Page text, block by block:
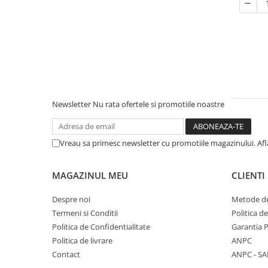
Newsletter Nu rata ofertele si promotiile noastre
Vreau sa primesc newsletter cu promotiile magazinului.
MAGAZINUL MEU
Despre noi
Termeni si Conditii
Politica de Confidentialitate
Politica de livrare
Contact
CLIENTI
Metode
Politica
Garantia
ANPC
ANPC -